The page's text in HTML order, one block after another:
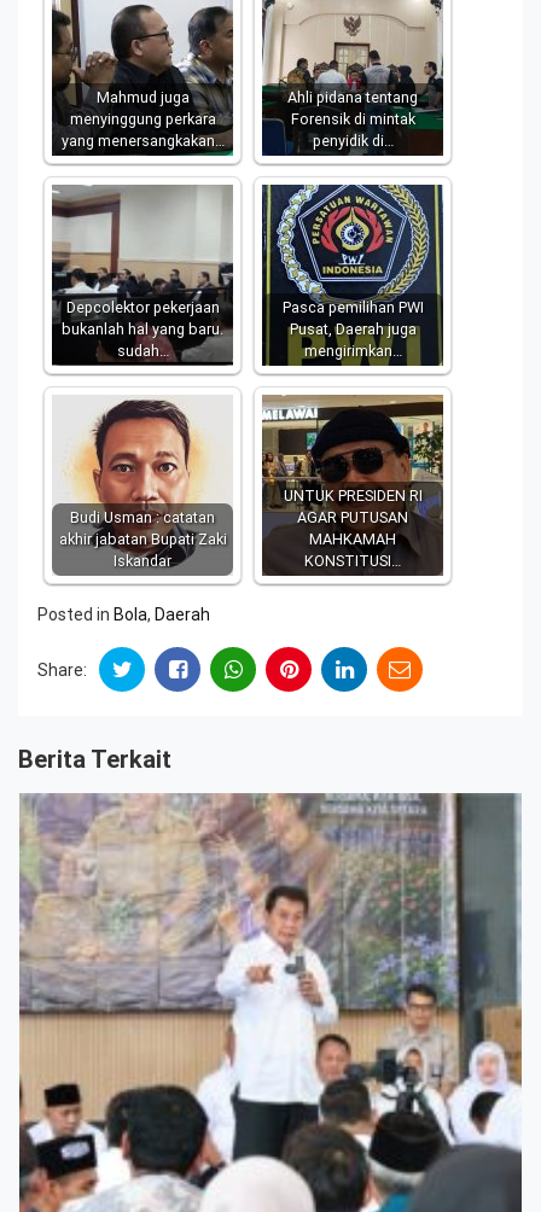
Mahmud juga
menyinggung perkara
yang menersangkakan…
Ahli pidana tentang
Forensik di mintak
penyidik di…
Depcolektor pekerjaan
bukanlah hal yang baru.
sudah…
Pasca pemilihan PWI
Pusat, Daerah juga
mengirimkan…
Budi Usman : catatan
akhir jabatan Bupati Zaki
Iskandar
UNTUK PRESIDEN RI
AGAR PUTUSAN
MAHKAMAH
KONSTITUSI…
Posted in Bola, Daerah
Share:
Berita Terkait